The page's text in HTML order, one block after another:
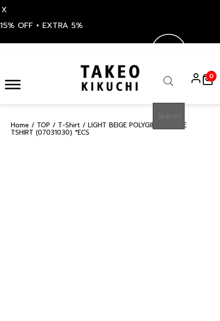
X
15% OFF + EXTRA 5%
content
search
0
Home / TOP / T-Shirt / LIGHT BEIGE POLYGIENE PONTE
TSHIRT (07031030) *ECS